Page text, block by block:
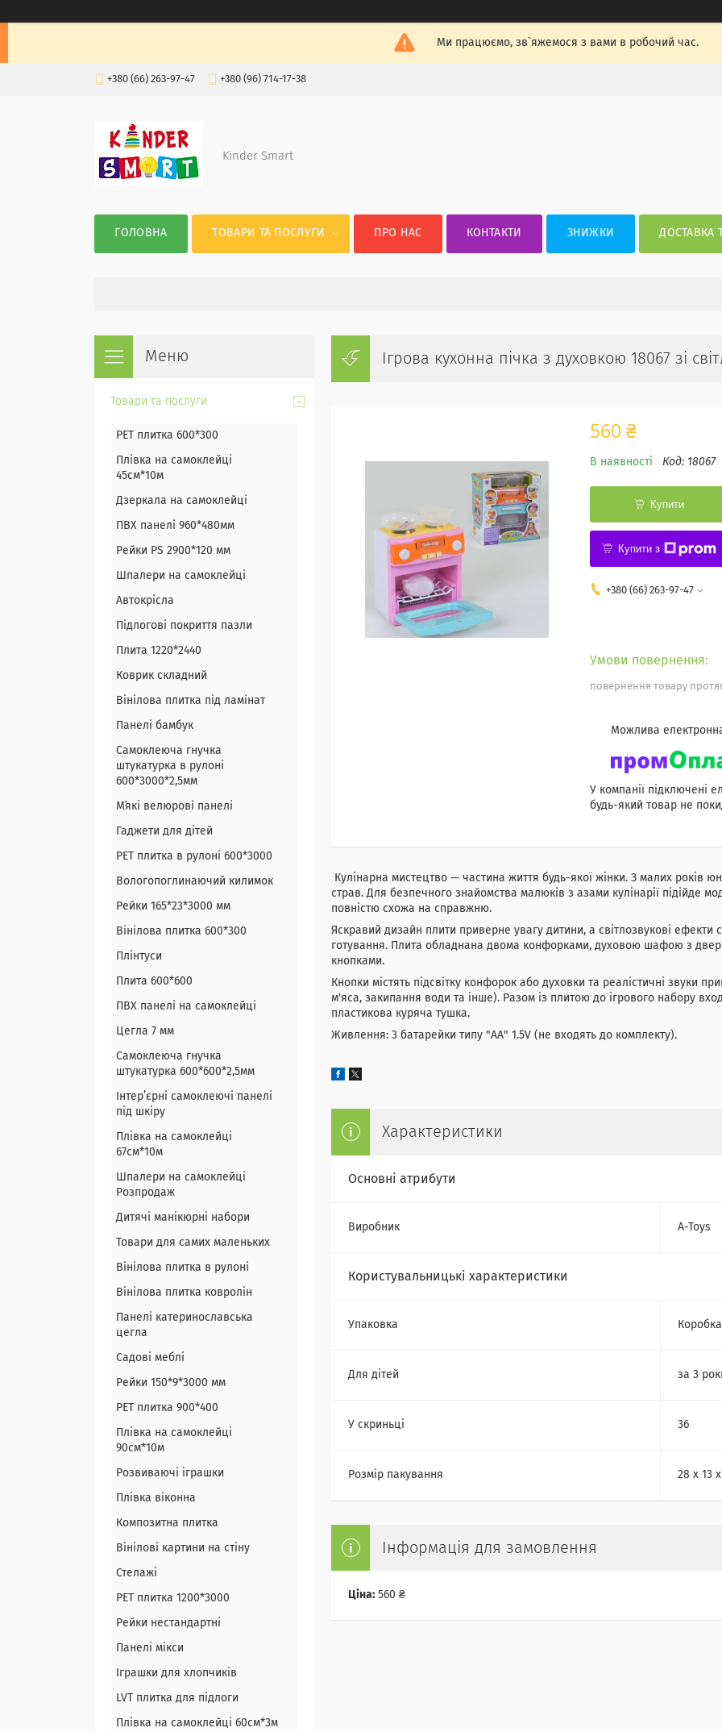
Ми працюємо, зв`яжемося з вами в робочий час.
+380 (66) 263-97-47 +380 (96) 714-17-38
Kinder Smart
ГОЛОВНА ТОВАРИ ТА ПОСЛУГИ ПРО НАС КОНТАКТИ ЗНИЖКИ ДОСТАВКА
Ігрова кухонна пічка з духовкою 18067 зі
560 ₴
В наявності Код: 18067
Купити
Купити з
+380 (66) 263-97-47
повернення товару
У компанії підключені
будь-який товар не
Кулінарна мистецтво — частина життя будь-якої жінки. З малих років
страв. Для безпечного знайомства малюків з азами кулінарії підійде
повністю схожа на справжню.
Яскравий дизайн плити приверне увагу дитини, а світлозвукові ефекти
готування. Плита обладнана двома конфорками, духовою шафою з
кнопками.
Кнопки містять підсвітку конфорок або духовки та реалістичні звуки
м'яса, закипання води та інше). Разом із плитою до ігрового набору
пластикова куряча тушка.
Живлення: 3 батарейки типу "АА" 1.5V (не входять до комплекту).
Характеристики
Основні атрибути
Виробник A-Toys
Користувальницькі характеристики
Упаковка Коробка
Для дітей за 3
У скриньці 36
Розмір пакування 28 х 13
Інформація для замовлення
Ціна: 560 ₴
Товари та послуги
PET плитка 600*300
Плівка на самоклейці
45см*10м
Дзеркала на самоклейці
ПВХ панелі 960*480мм
Рейки PS 2900*120 мм
Шпалери на самоклейці
Автокрісла
Підлогові покриття пазли
Плита 1220*2440
Коврик складний
Вінілова плитка під ламінат
Панелі бамбук
Самоклеюча гнучка
штукатурка в рулоні
600*3000*2,5мм
Мʼякі велюрові панелі
Гаджети для дітей
PET плитка в рулоні 600*3000
Вологопоглинаючий килимок
Рейки 165*23*3000 мм
Вінілова плитка 600*300
Плінтуси
Плита 600*600
ПВХ панелі на самоклейці
Цегла 7 мм
Самоклеюча гнучка
штукатурка 600*600*2,5мм
Інтер’єрні самоклеючі панелі
під шкіру
Плівка на самоклейці
67см*10м
Шпалери на самоклейці
Розпродаж
Дитячі манікюрні набори
Товари для самих маленьких
Вінілова плитка в рулоні
Вінілова плитка ковролін
Панелі катеринославська
цегла
Садові меблі
Рейки 150*9*3000 мм
PET плитка 900*400
Плівка на самоклейці
90см*10м
Розвиваючі іграшки
Плівка віконна
Композитна плитка
Вінілові картини на стіну
Стелажі
PЕT плитка 1200*3000
Рейки нестандартні
Панелі мікси
Іграшки для хлопчиків
LVT плитка для підлоги
Плівка на самоклейці 60см*3м